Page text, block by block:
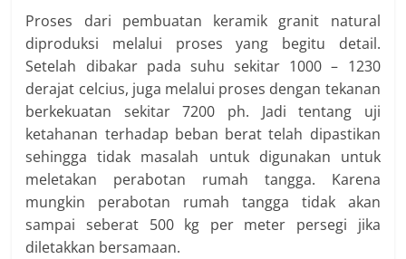
Proses dari pembuatan keramik granit natural
diproduksi melalui proses yang begitu detail.
Setelah dibakar pada suhu sekitar 1000 – 1230
derajat celcius, juga melalui proses dengan tekanan
berkekuatan sekitar 7200 ph. Jadi tentang uji
ketahanan terhadap beban berat telah dipastikan
sehingga tidak masalah untuk digunakan untuk
meletakan perabotan rumah tangga. Karena
mungkin perabotan rumah tangga tidak akan
sampai seberat 500 kg per meter persegi jika
diletakkan bersamaan.